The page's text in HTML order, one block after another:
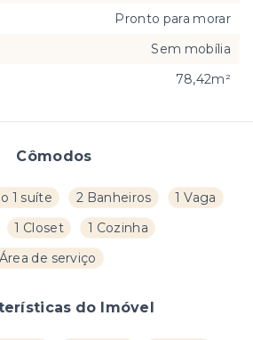
Cômodos
1 suíte 2 Banheiros
1 Vaga
1 Closet
1 Cozinha
de serviço
do Imóvel
Pronto para morar
Sem mobília
78,42m²